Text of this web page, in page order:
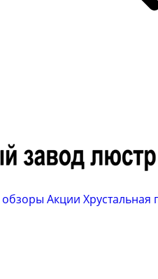
Акции Хрустальная